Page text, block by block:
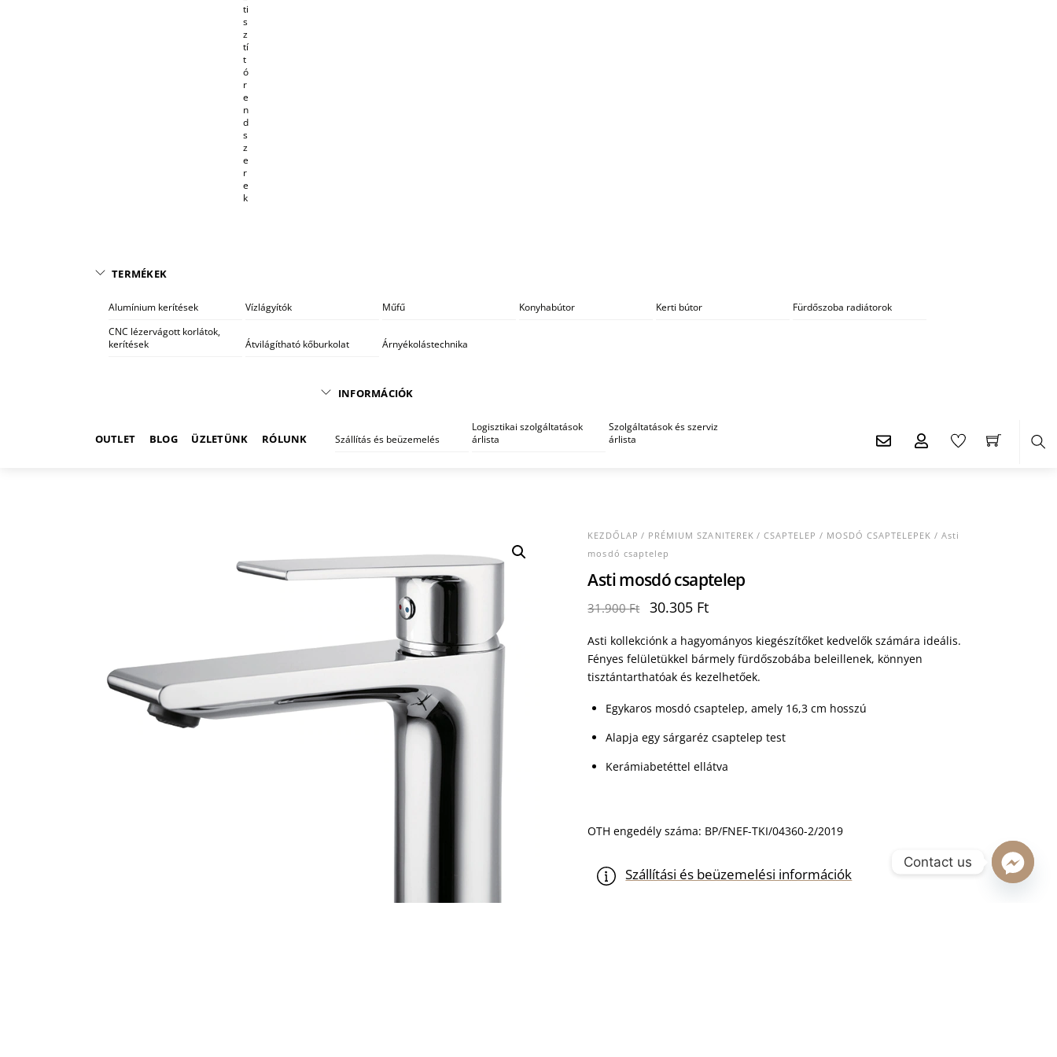
ti
s
z
tí
t
ó
r
e
n
d
s
z
e
r
e
k
TERMÉKEK
Alumínium kerítések Vízlágyítók Műfű Konyhabútor Kerti bútor
Fürdőszoba radiátorok
CNC lézervágott korlátok,
kerítések
Átvilágítható kőburkolat Árnyékolástechnika
OUTLET BLOG ÜZLETÜNK RÓLUNK
INFORMÁCIÓK
Szállítás és beüzemelés
Logisztikai szolgáltatások
árlista
Szolgáltatások és szerviz
árlista
KEZDŐLAP / PRÉMIUM SZANITEREK/CSAPTELEP / MOSDÓ CSAPTELEPEK / Asti
mosdó csaptelep
Asti mosdó csaptelep
31.900Ft
Original
was:
31.900 Ft.
30.305 FtCurrent
is:
30.305 Ft.
Asti kollekciónk a hagyományos kiegészítőket kedvelők számára ideális.
Fényes felületükkel bármely fürdőszobába beleillenek, könnyen
tisztántarthatóak és kezelhetőek.
Egykaros mosdó csaptelep, amely 16,3 cm hosszú
Alapja egy sárgaréz csaptelep test
Kerámiabetéttel ellátva
OTH engedély száma: BP/FNEF-TKI/04360-2/2019
Szállítási és beüzemelési információk
Contact us